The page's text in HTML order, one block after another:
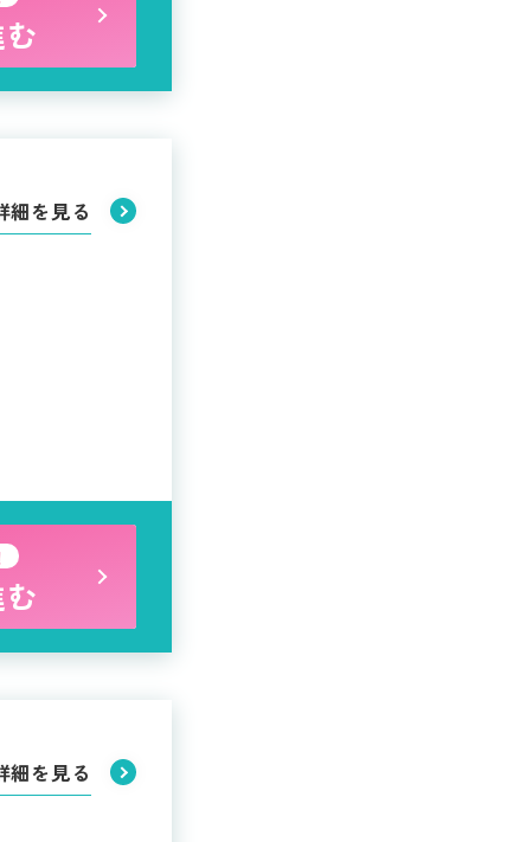
細を見る
細を見る